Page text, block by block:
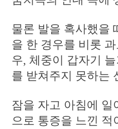
물론 발을 혹사했을
을 한 경우를 비롯
우, 체중이 갑자기
를 받쳐주지 못하는
잠을 자고 아침에
으로 통증을 느낀